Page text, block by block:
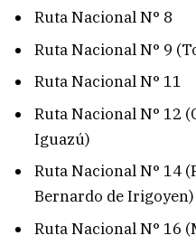
Ruta Nacional N° 8
Ruta Nacional N° 9
Ruta Nacional N° 11
Ruta Nacional N° 12
Iguazú)
Ruta Nacional N° 14
Bernardo de Irigoyen)
Ruta Nacional N° 16